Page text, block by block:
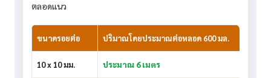
ตลอดแนว
ขนาดรอยต่อ ปริมาณโดยประมาณต่อหลอด 600 มล.
10 x 10 มม. ประมาณ 6 เมตร